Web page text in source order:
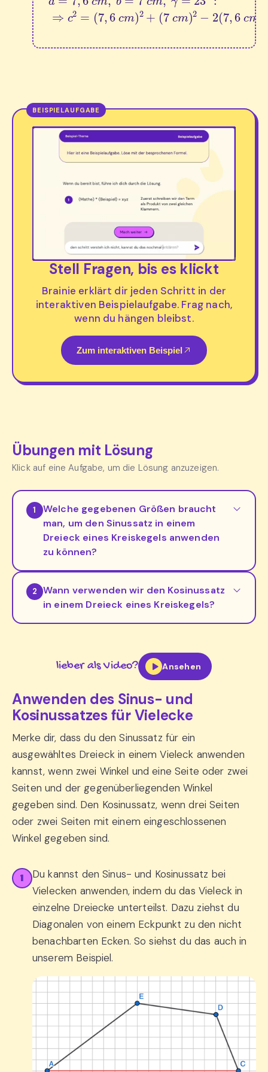
Stell Fragen, bis es klickt
Brainie erklärt dir jeden Schritt in der
interaktiven Beispielaufgabe. Frag nach,
wenn du hängen bleibst.
Zum interaktiven Beispiel
Übungen mit Lösung
Klick auf eine Aufgabe, um die Lösung anzuzeigen.
1
Welche gegebenen Größen braucht
man, um den Sinussatz in einem
Dreieck eines Kreiskegels anwenden
zu können?
2
Wann verwenden wir den Kosinussatz
in einem Dreieck eines Kreiskegels?
lieber als Video? Ansehen
Anwenden des Sinus- und
Kosinussatzes für Vielecke
Merke dir, dass du den Sinussatz für ein
ausgewähltes Dreieck in einem Vieleck anwenden
kannst, wenn zwei Winkel und eine Seite oder zwei
Seiten und der gegenüberliegenden Winkel
gegeben sind. Den Kosinussatz, wenn drei Seiten
oder zwei Seiten mit einem eingeschlossenen
Winkel gegeben sind.
1
Du kannst den Sinus- und Kosinussatz bei
Vielecken anwenden, indem du das Vieleck in
einzelne Dreiecke unterteilst. Dazu ziehst du
Diagonalen von einem Eckpunkt zu den nicht
benachbarten Ecken. So siehst du das auch in
unserem Beispiel.